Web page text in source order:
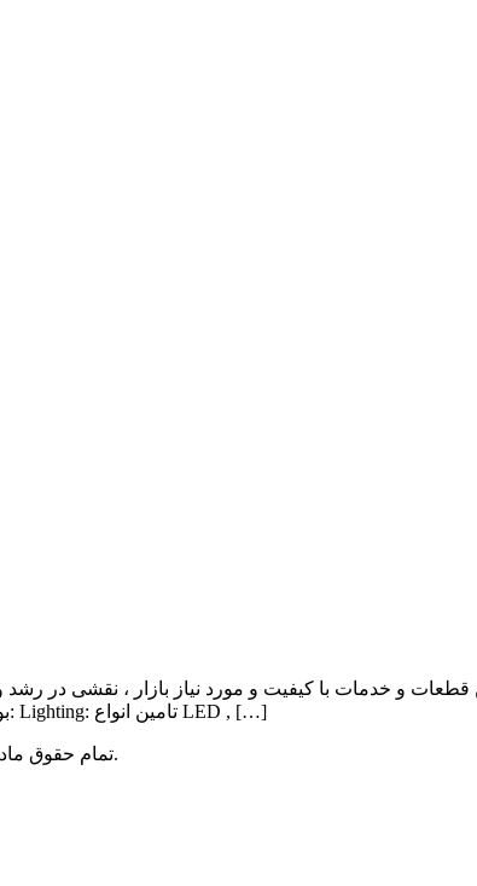
و خدمات با کیفیت و مورد نیاز بازار ، نقشی در
Lighting , Automation بوده و اهم فعالیت آن به شرح ذیل می باشد: Lighting: تامین انواع LED , […]
تمام حقوقمیباشد.